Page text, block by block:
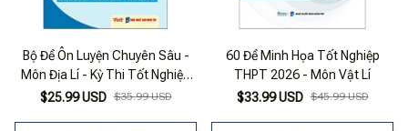
Bộ Đề Ôn Luyện Chuyên Sâu -
Môn Địa Lí - Kỳ Thi Tốt Nghiệp
THPT Theo Chương Trình
$25.99 USD $35.99 USD
60 Đề Minh Họa Tốt Nghiệp
THPT 2026 - Môn Vật Lí
$33.99 USD $45.99 USD